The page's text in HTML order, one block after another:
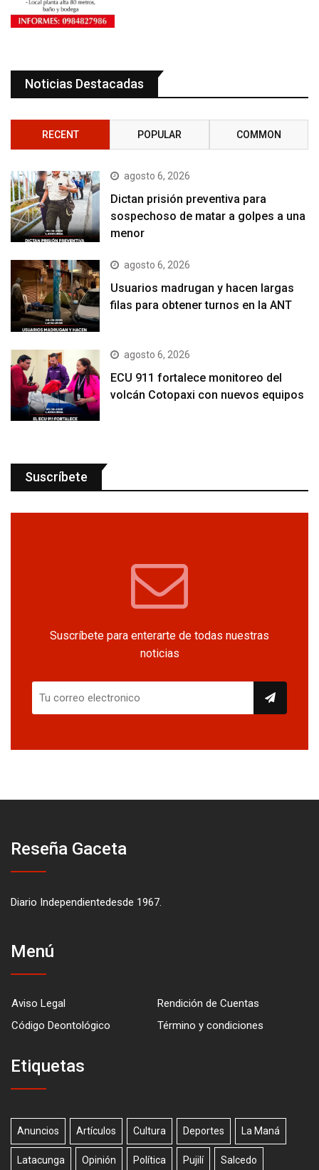
Noticias Destacadas
RECENT POPULAR COMMON
agosto 6, 2026
Dictan prisión preventiva para
sospechoso de matar a golpes a una
menor
agosto 6, 2026
Usuarios madrugan y hacen largas
filas para obtener turnos en la ANT
agosto 6, 2026
ECU 911 fortalece monitoreo del
volcán Cotopaxi con nuevos equipos
Suscríbete
Suscríbete para enterarte de todas nuestras
noticias
Reseña Gaceta
Diario Independientedesde 1967.
Menú
Aviso Legal
Rendición de Cuentas
Código Deontológico
Término y condiciones
Etiquetas
Anuncios Artículos Cultura Deportes La Maná
Latacunga Opinión Política Pujilí Salcedo